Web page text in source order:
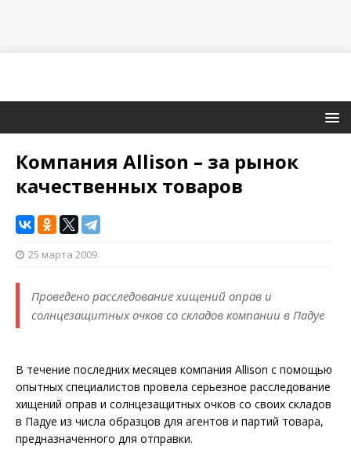
Компания Allison – за рынок
качественных товаров
25 марта 2009
Проведено расследование хищений оправ и
солнцезащитных очков со складов компании в Падуе
В течение последних месяцев компания Allison с помощью
опытных специалистов провела серьезное расследование
хищений оправ и солнцезащитных очков со своих складов
в Падуе из числа образцов для агентов и партий товара,
предназначенного для отправки.